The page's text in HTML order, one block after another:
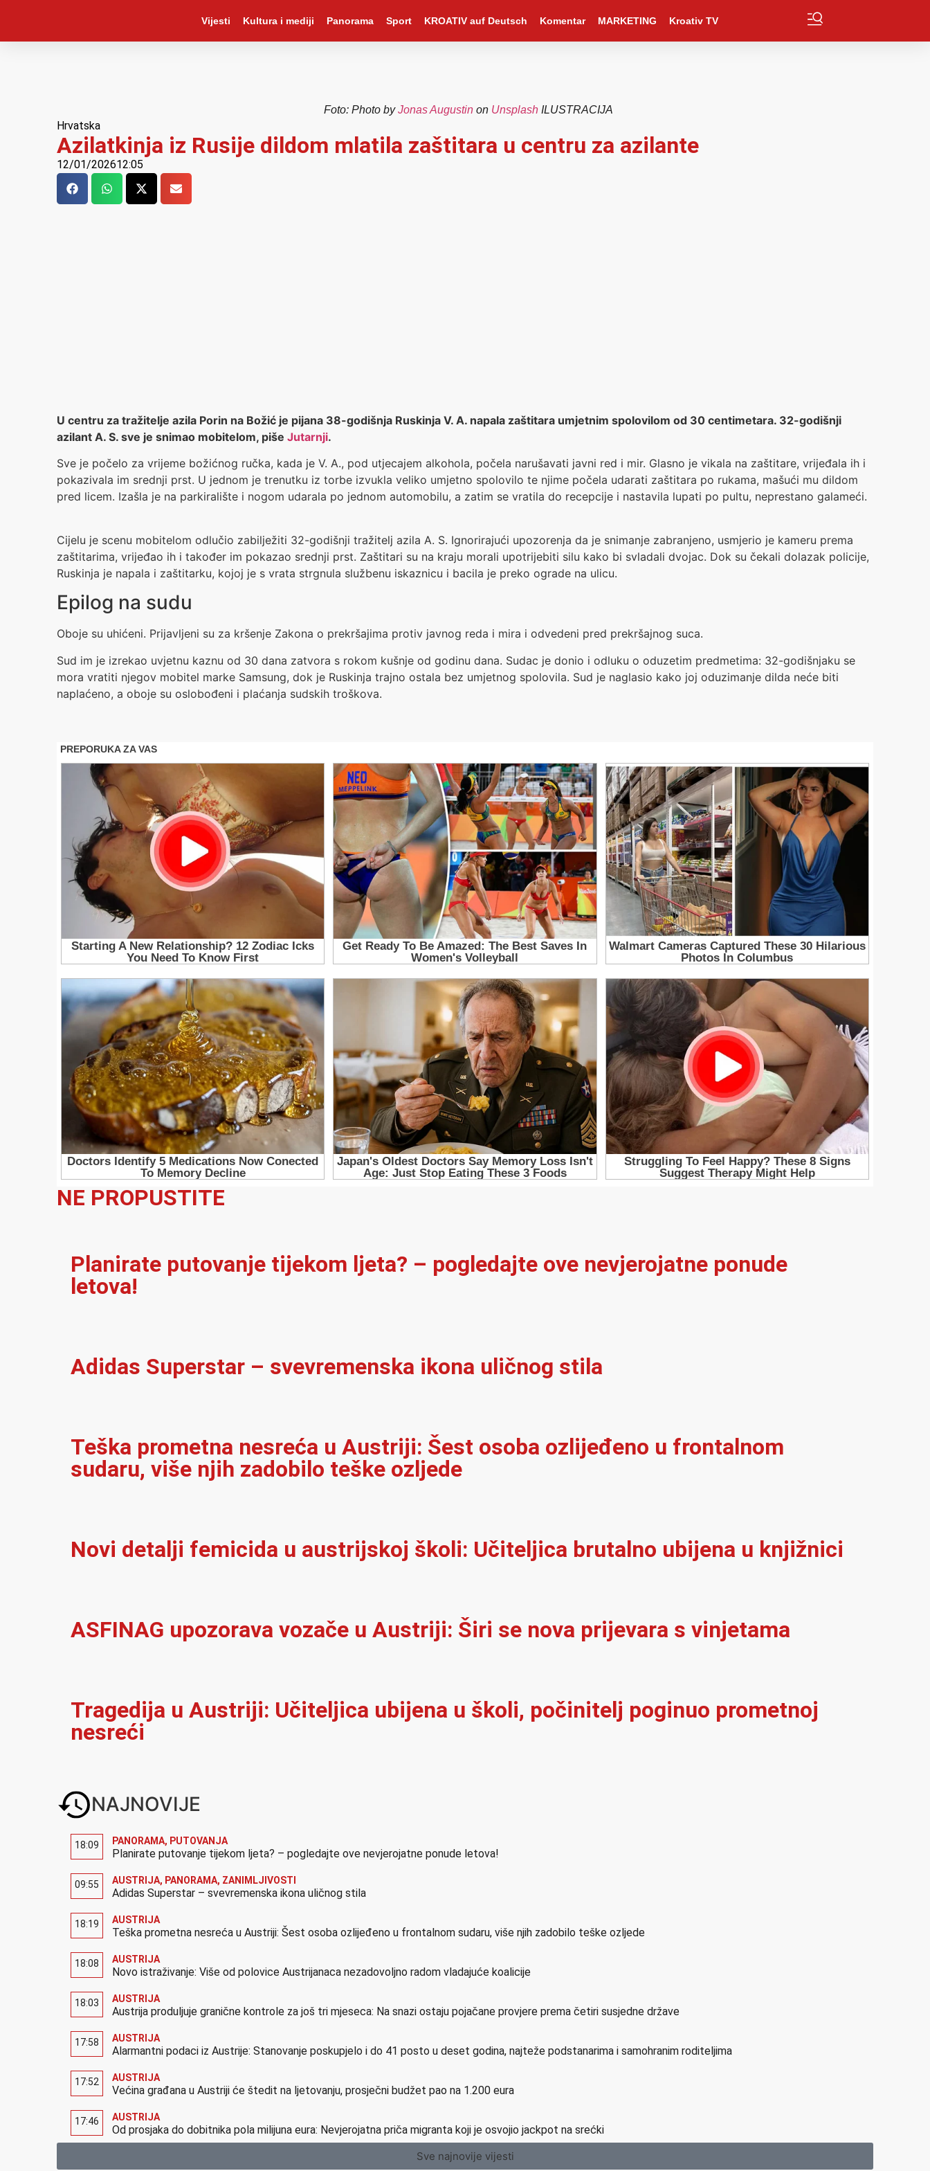
Vijesti Kultura i mediji Panorama Sport KROATIV auf Deutsch Komentar MARKETING Kroativ TV
Foto: Photo byJonas Augustin on Unsplash ILUSTRACIJA
Hrvatska
Azilatkinja iz Rusije dildom mlatila zaštitara u centru za azilante
12/01/202612:05
U centru za tražitelje azila Porin na Božić je pijana 38-godišnja Ruskinja V. A. napala zaštitara umjetnim spolovilom od 30 centimetara. 32-godišnji
azilant A. S. sve je snimao mobitelom, piše Jutarnji.
Sve je počelo za vrijeme božićnog ručka, kada je V. A., pod utjecajem alkohola, počela narušavati javni red i mir. Glasno je vikala na zaštitare, vrijeđala ih i
pokazivala im srednji prst. U jednom je trenutku iz torbe izvukla veliko umjetno spolovilo te njime počela udarati zaštitara po rukama, mašući mu dildom
pred licem. Izašla je na parkiralište i nogom udarala po jednom automobilu, a zatim se vratila do recepcije i nastavila lupati po pultu, neprestano galameći.
Cijelu je scenu mobitelom odlučio zabilježiti 32-godišnji tražitelj azila A. S. Ignorirajući upozorenja da je snimanje zabranjeno, usmjerio je kameru prema
zaštitarima, vrijeđao ih i također im pokazao srednji prst. Zaštitari su na kraju morali upotrijebiti silu kako bi svladali dvojac. Dok su čekali dolazak policije,
Ruskinja je napala i zaštitarku, kojoj je s vrata strgnula službenu iskaznicu i bacila je preko ograde na ulicu.
Epilog na sudu
Oboje su uhićeni. Prijavljeni su za kršenje Zakona o prekršajima protiv javnog reda i mira i odvedeni pred prekršajnog suca.
Sud im je izrekao uvjetnu kaznu od 30 dana zatvora s rokom kušnje od godinu dana. Sudac je donio i odluku o oduzetim predmetima: 32-godišnjaku se
mora vratiti njegov mobitel marke Samsung, dok je Ruskinja trajno ostala bez umjetnog spolovila. Sud je naglasio kako joj oduzimanje dilda neće biti
naplaćeno, a oboje su oslobođeni i plaćanja sudskih troškova.
NE PROPUSTITE
Planirate putovanje tijekom ljeta? – pogledajte ove nevjerojatne ponude
letova!
Adidas Superstar – svevremenska ikona uličnog stila
Teška prometna nesreća u Austriji: Šest osoba ozlijeđeno u frontalnom
sudaru, više njih zadobilo teške ozljede
Novi detalji femicida u austrijskoj školi: Učiteljica brutalno ubijena u knjižnici
ASFINAG upozorava vozače u Austriji: Širi se nova prijevara s vinjetama
Tragedija u Austriji: Učiteljica ubijena u školi, počinitelj poginuo prometnoj
nesreći
NAJNOVIJE
18:09 PANORAMA, PUTOVANJA
Planirate putovanje tijekom ljeta? – pogledajte ove nevjerojatne ponude letova!
09:55 AUSTRIJA, PANORAMA, ZANIMLJIVOSTI
Adidas Superstar – svevremenska ikona uličnog stila
18:19 AUSTRIJA
Teška prometna nesreća u Austriji: Šest osoba ozlijeđeno u frontalnom sudaru, više njih zadobilo teške ozljede
18:08 AUSTRIJA
Novo istraživanje: Više od polovice Austrijanaca nezadovoljno radom vladajuće koalicije
18:03 AUSTRIJA
Austrija produljuje granične kontrole za još tri mjeseca: Na snazi ostaju pojačane provjere prema četiri susjedne države
17:58 AUSTRIJA
Alarmantni podaci iz Austrije: Stanovanje poskupjelo i do 41 posto u deset godina, najteže podstanarima i samohranim roditeljima
17:52 AUSTRIJA
Većina građana u Austriji će štedit na ljetovanju, prosječni budžet pao na 1.200 eura
17:46 AUSTRIJA
Od prosjaka do dobitnika pola milijuna eura: Nevjerojatna priča migranta koji je osvojio jackpot na srećki
Sve najnovije vijesti